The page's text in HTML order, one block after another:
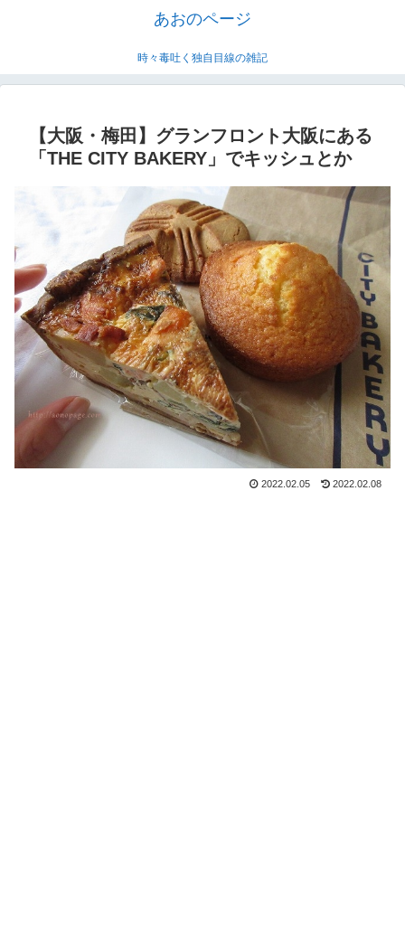
あおのページ
時々毒吐く独自目線の雑記
【大阪・梅田】グランフロント大阪にある
「THE CITY BAKERY」でキッシュとか
2022.02.05 2022.02.08